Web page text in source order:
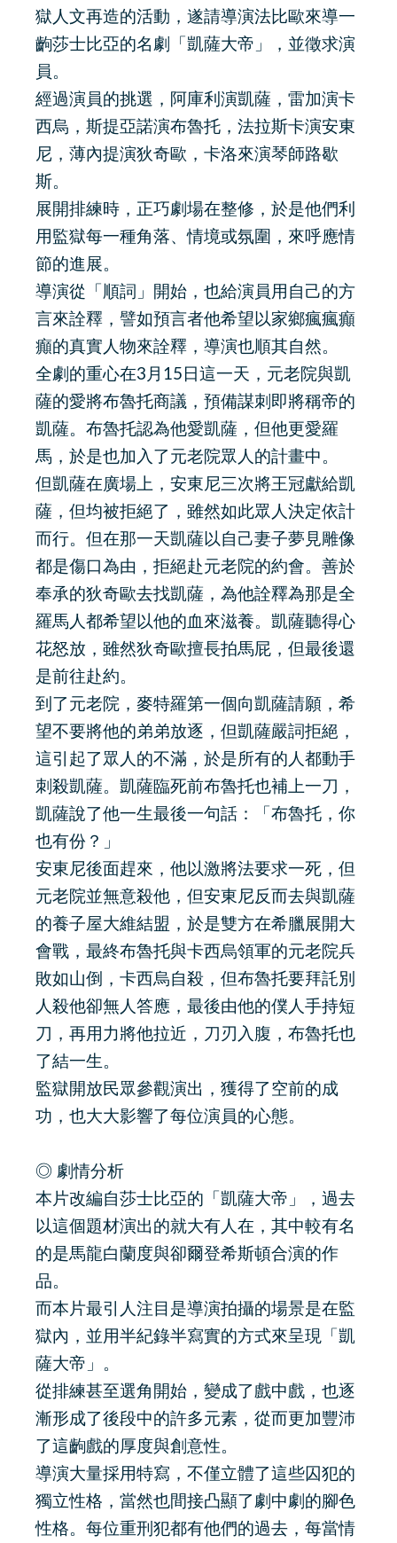
獄人文再造的活動，遂請導演法比歐來導一
齣莎士比亞的名劇「凱薩大帝」，並徵求演
員。
經過演員的挑選，阿庫利演凱薩，雷加演卡
西烏，斯提亞諾演布魯托，法拉斯卡演安東
尼，薄內提演狄奇歐，卡洛來演琴師路歇
斯。
展開排練時，正巧劇場在整修，於是他們利
用監獄每一種角落、情境或氛圍，來呼應情
節的進展。
導演從「順詞」開始，也給演員用自己的方
言來詮釋，譬如預言者他希望以家鄉瘋瘋癲
癲的真實人物來詮釋，導演也順其自然。
全劇的重心在3月15日這一天，元老院與凱
薩的愛將布魯托商議，預備謀刺即將稱帝的
凱薩。布魯托認為他愛凱薩，但他更愛羅
馬，於是也加入了元老院眾人的計畫中。
但凱薩在廣場上，安東尼三次將王冠獻給凱
薩，但均被拒絕了，雖然如此眾人決定依計
而行。但在那一天凱薩以自己妻子夢見雕像
都是傷口為由，拒絕赴元老院的約會。善於
奉承的狄奇歐去找凱薩，為他詮釋為那是全
羅馬人都希望以他的血來滋養。凱薩聽得心
花怒放，雖然狄奇歐擅長拍馬屁，但最後還
是前往赴約。
到了元老院，麥特羅第一個向凱薩請願，希
望不要將他的弟弟放逐，但凱薩嚴詞拒絕，
這引起了眾人的不滿，於是所有的人都動手
刺殺凱薩。凱薩臨死前布魯托也補上一刀，
凱薩說了他一生最後一句話：「布魯托，你
也有份？」
安東尼後面趕來，他以激將法要求一死，但
元老院並無意殺他，但安東尼反而去與凱薩
的養子屋大維結盟，於是雙方在希臘展開大
會戰，最終布魯托與卡西烏領軍的元老院兵
敗如山倒，卡西烏自殺，但布魯托要拜託別
人殺他卻無人答應，最後由他的僕人手持短
刀，再用力將他拉近，刀刃入腹，布魯托也
了結一生。
監獄開放民眾參觀演出，獲得了空前的成
功，也大大影響了每位演員的心態。
◎ 劇情分析
本片改編自莎士比亞的「凱薩大帝」，過去
以這個題材演出的就大有人在，其中較有名
的是馬龍白蘭度與卻爾登希斯頓合演的作
品。
而本片最引人注目是導演拍攝的場景是在監
獄內，並用半紀錄半寫實的方式來呈現「凱
薩大帝」。
從排練甚至選角開始，變成了戲中戲，也逐
漸形成了後段中的許多元素，從而更加豐沛
了這齣戲的厚度與創意性。
導演大量採用特寫，不僅立體了這些囚犯的
獨立性格，當然也間接凸顯了劇中劇的腳色
性格。每位重刑犯都有他們的過去，每當情